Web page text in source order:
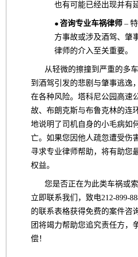
也有可能已经出现并有
●咨询专业车祸律师 –
方事故或涉及酒驾、肇
律师的介入至关重要。
从轻微的擦撞到严重的多车
到酒驾引发的悲剧与肇事逃逸
在各种风险。塔科尼公园高速
故、布朗克斯与布鲁克林的连
地说明了司机自身的小毛病如
亡。如果您因他人疏忽遭受伤
寻求专业律师帮助，将有助您
权益。
您是否正在为此类车祸或索
立即联系我们，致电212-899-
的联系表格获得免费的案件咨
团将竭力帮助您追究责任方，
偿！